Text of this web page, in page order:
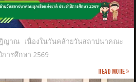
ญาณ เนื่องในวันคล้ายวันสถาปนาคณะ
ารศึกษา 2569
Read more »